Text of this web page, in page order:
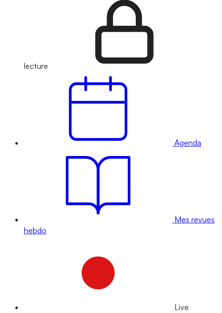
lecture
Agenda
Mes revues
hebdo
Live